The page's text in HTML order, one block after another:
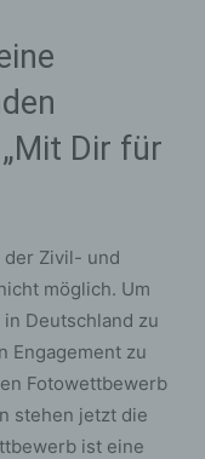
Dir für
der Zivil- und
möglich. Um
Deutschland zu
Engagement zu
Fotowettbewerb
stehen jetzt die
ist eine